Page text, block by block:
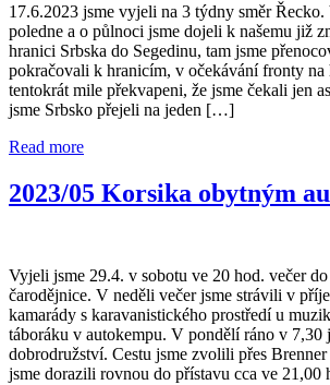
17.6.2023 jsme vyjeli na 3 týdny směr
poledne a o půlnoci jsme dojeli k našemu již
hranici Srbska do Segedinu, tam jsme
pokračovali k hranicím, v očekávání fronty na
tentokrát mile překvapeni, že jsme čekali jen
jsme Srbsko přejeli na jeden […]
Read more
2023/05 Korsika obytným
Vyjeli jsme 29.4. v sobotu ve 20 hod. večer
čarodějnice. V neděli večer jsme strávili v
kamarády s karavanistického prostředí u
táboráku v autokempu. V pondělí ráno v 7,30
dobrodružství. Cestu jsme zvolili přes
jsme dorazili rovnou do přístavu cca ve